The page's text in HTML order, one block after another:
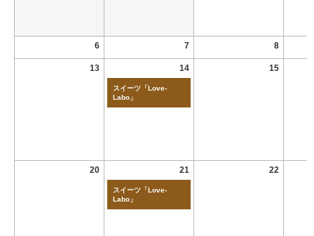
6 7 8
13 14
スイーツ「Love-
Labo」
15
20 21
スイーツ「Love-
Labo」
22